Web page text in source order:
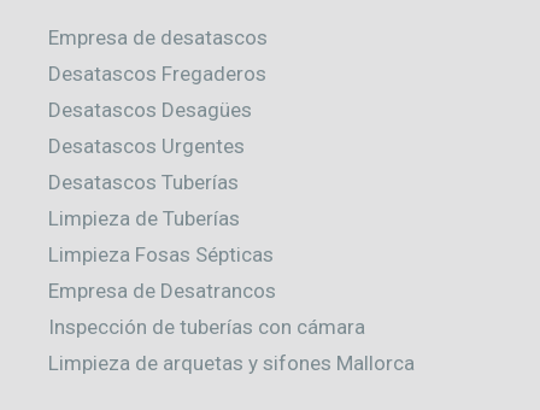
Empresa de desatascos
Desatascos Fregaderos
Desatascos Desagües
Desatascos Urgentes
Desatascos Tuberías
Limpieza de Tuberías
Limpieza Fosas Sépticas
Empresa de Desatrancos
Inspección de tuberías con cámara
Limpieza de arquetas y sifones Mallorca